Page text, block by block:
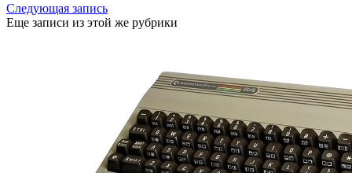
Следующая запись
Еще записи из этой же рубрики